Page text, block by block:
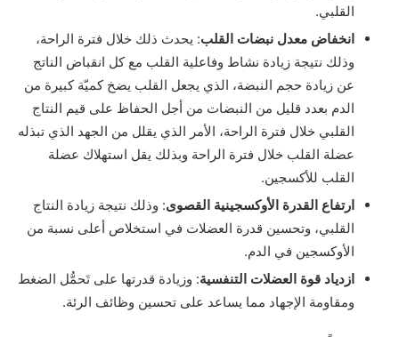
القلبي.
انخفاض معدل نبضات القلب: يحدث ذلك خلال فترة الراحة،
وذلك نتيجة زيادة نشاط وفاعلية القلب مع كل انقباض الناتج
عن زيادة حجم النبضة، الذي يجعل القلب يضخ كميّة كبيرة من
الدم بعدد قليل من النبضات من أجل الحفاظ على قيم النتاج
القلبي خلال فترة الراحة، الأمر الذي يقلل من الجهد الذي تبذله
عضلة القلب خلال فترة الراحة وبذلك يقل استهلاك عضلة
القلب للأكسجين.
ارتفاع القدرة الأوكسجينية القصوى: وذلك نتيجة زيادة النتاج
القلبي، وتحسين قدرة العضلات في استخلاص أعلى نسبة من
الأوكسجين في الدم.
ازدياد قوة العضلات التنفسية: وزيادة قدرتها على تَحمُّل الضغط
ومقاومة الإجهاد مما يساعد على تحسين وظائف الرئة.